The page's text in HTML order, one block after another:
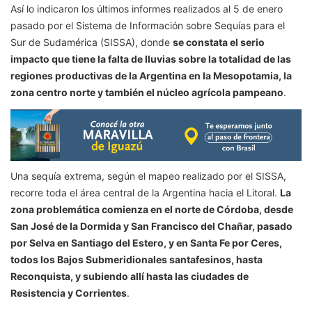
Así lo indicaron los últimos informes realizados al 5 de enero
pasado por el Sistema de Información sobre Sequías para el
Sur de Sudamérica (SISSA), donde se constata el serio
impacto que tiene la falta de lluvias sobre la totalidad de las
regiones productivas de la Argentina en la Mesopotamia, la
zona centro norte y también el núcleo agrícola pampeano.
Una sequía extrema, según el mapeo realizado por el SISSA,
recorre toda el área central de la Argentina hacia el Litoral. La
zona problemática comienza en el norte de Córdoba, desde
San José de la Dormida y San Francisco del Chañar, pasado
por Selva en Santiago del Estero, y en Santa Fe por Ceres,
todos los Bajos Submeridionales santafesinos, hasta
Reconquista, y subiendo allí hasta las ciudades de
Resistencia y Corrientes.